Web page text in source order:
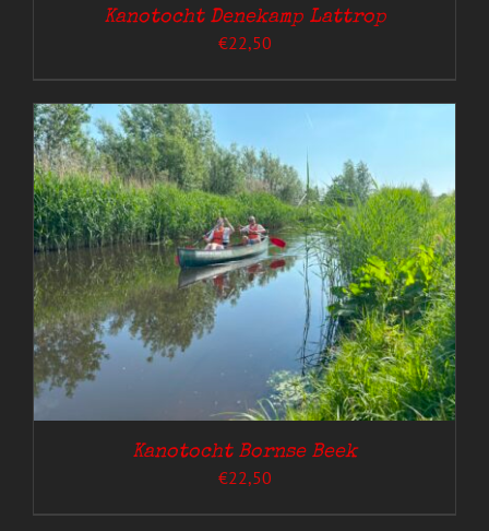
Kanotocht Denekamp Lattrop
€22,50
Kanotocht Bornse Beek
€22,50